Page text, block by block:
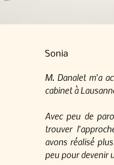
​Sonia
M. Danalet m'a
cabinet à
Avec peu de
trouver
avons réalisé
peu pour devenir